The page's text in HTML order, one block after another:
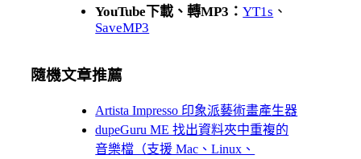
YouTube下載、轉MP3：YT1s 、
SaveMP3
隨機文章推薦
Artista Impresso 印象派藝術畫產生器
dupeGuru ME 找出資料夾中重複的
音樂檔（支援 Mac、Linux、